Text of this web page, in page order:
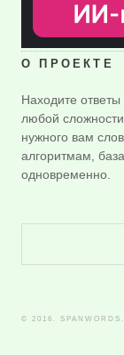
О ПРОЕКТЕ
Находите
любой
нужного вам
алгоритмам,
одновременно.
© 2016.